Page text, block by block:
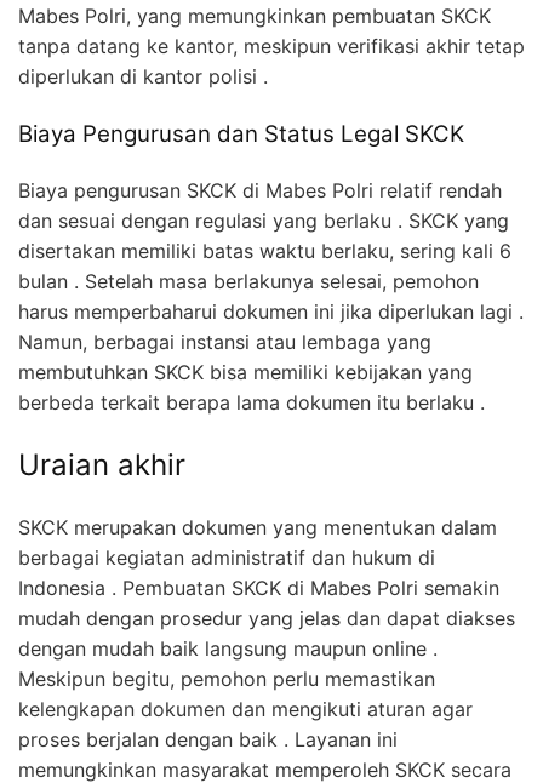
Mabes Polri, yang memungkinkan pembuatan SKCK
tanpa datang ke kantor, meskipun verifikasi akhir tetap
diperlukan di kantor polisi .
Biaya Pengurusan dan Status Legal SKCK
Biaya pengurusan SKCK di Mabes Polri relatif rendah
dan sesuai dengan regulasi yang berlaku . SKCK yang
disertakan memiliki batas waktu berlaku, sering kali 6
bulan . Setelah masa berlakunya selesai, pemohon
harus memperbaharui dokumen ini jika diperlukan lagi .
Namun, berbagai instansi atau lembaga yang
membutuhkan SKCK bisa memiliki kebijakan yang
berbeda terkait berapa lama dokumen itu berlaku .
Uraian akhir
SKCK merupakan dokumen yang menentukan dalam
berbagai kegiatan administratif dan hukum di
Indonesia . Pembuatan SKCK di Mabes Polri semakin
mudah dengan prosedur yang jelas dan dapat diakses
dengan mudah baik langsung maupun online .
Meskipun begitu, pemohon perlu memastikan
kelengkapan dokumen dan mengikuti aturan agar
proses berjalan dengan baik . Layanan ini
memungkinkan masyarakat memperoleh SKCK secara